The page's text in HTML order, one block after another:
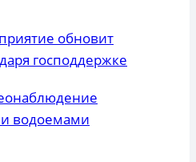
обновит
господдержке
водоемами